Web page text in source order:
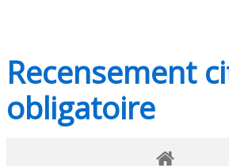
Recensement
obligatoire